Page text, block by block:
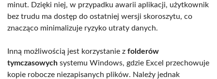
minut. Dzięki niej, w przypadku awarii aplikacji, użytkownik
bez trudu ma dostęp do ostatniej wersji skoroszytu, co
znacząco minimalizuje ryzyko utraty danych.
Inną możliwością jest korzystanie z folderów
tymczasowych systemu Windows, gdzie Excel przechowuje
kopie robocze niezapisanych plików. Należy jednak